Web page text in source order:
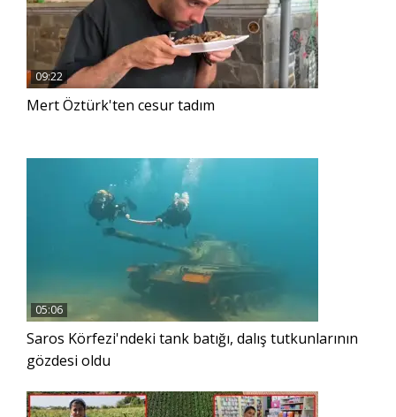
09:22
Mert Öztürk'ten cesur tadım
05:06
Saros Körfezi'ndeki tank batığı, dalış tutkunlarının
gözdesi oldu